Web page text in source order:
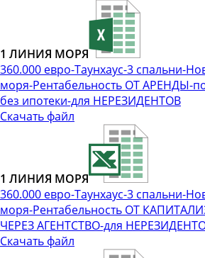
1 ЛИНИЯ МОРЯ
360.000 евро-Таунхаус-3 спальни-
моря-Рентабельность ОТ АРЕНДЫ-
без ипотеки-для НЕРЕЗИДЕНТОВ
Скачать файл
1 ЛИНИЯ МОРЯ
360.000 евро-Таунхаус-3 спальни-
моря-Рентабельность ОТ
ЧЕРЕЗ АГЕНТСТВО-для
Скачать файл